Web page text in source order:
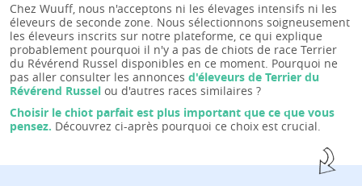
Chez Wuuff, nous n'acceptons ni les élevages intensifs ni les
éleveurs de seconde zone. Nous sélectionnons soigneusement
les éleveurs inscrits sur notre plateforme, ce qui explique
probablement pourquoi il n'y a pas de chiots de race Terrier
du Révérend Russel disponibles en ce moment. Pourquoi ne
pas aller consulter les annonces d'éleveurs de Terrier du
Révérend Russel ou d'autres races similaires ?
Choisir le chiot parfait est plus important que ce que vous
pensez. Découvrez ci-après pourquoi ce choix est crucial.